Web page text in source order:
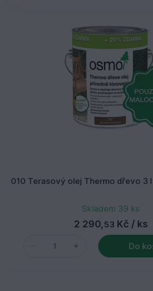
010 Terasový olej Thermo dřevo 3 l
Skladem 39 ks
2 290, 53 Kč / ks
Do